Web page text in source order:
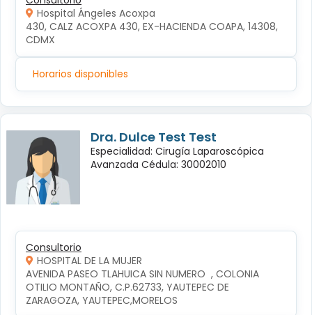
Hospital Ángeles Acoxpa
430, CALZ ACOXPA 430, EX-HACIENDA COAPA, 14308,
CDMX
Horarios disponibles
Dra. Dulce Test Test
Especialidad: Cirugía Laparoscópica
Avanzada Cédula: 30002010
Consultorio
HOSPITAL DE LA MUJER
AVENIDA PASEO TLAHUICA SIN NUMERO  , COLONIA
OTILIO MONTAÑO, C.P.62733, YAUTEPEC DE
ZARAGOZA, YAUTEPEC,MORELOS